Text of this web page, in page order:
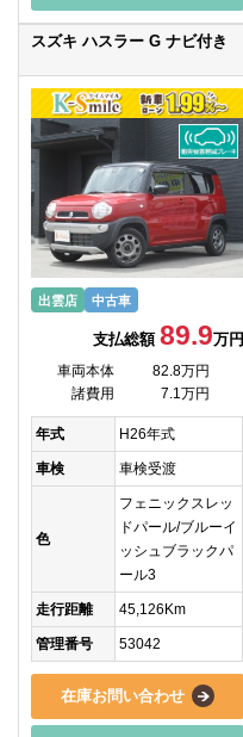
スズキ ハスラー G ナビ付き
出雲店 中古車
支払総額 89.9万円
車両本体
82.8万円
諸費用
7.1万円
年式 H26年式
車検 車検受渡
色
フェニックスレッ
ドパール/ブルーイ
ッシュブラックパ
ール3
走行距離 45,126Km
管理番号 53042
在庫お問い合わせ